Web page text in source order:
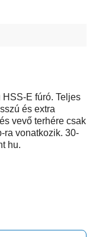
E fúró. Teljes
és extra
vevő terhére csak
ra vonatkozik. 30-
hu.